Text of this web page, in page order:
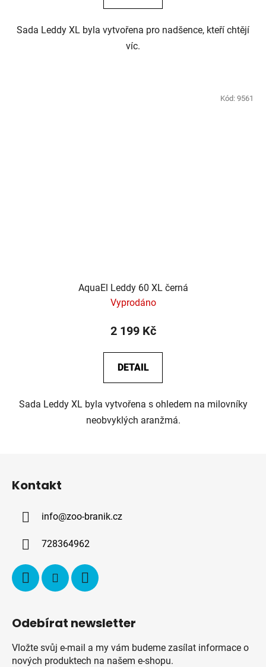
Sada Leddy XL byla vytvořena pro nadšence, kteří chtějí
víc.
AquaEl Leddy 60 XL černá
Vyprodáno
2 199 Kč
DETAIL
Sada Leddy XL byla vytvořena s ohledem na milovníky
neobvyklých aranžmá.
Kód: 9561
Kontakt
info@zoo-branik.cz
728364962
Odebírat newsletter
Vložte svůj e-mail a my vám budeme zasílat informace o
nových produktech na našem e-shopu.